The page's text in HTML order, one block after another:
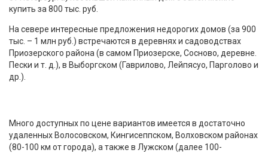
купить за 800 тыс. руб.
На севере интересные предложения недорогих домов (за 900
тыс. – 1 млн руб.) встречаются в деревнях и садоводствах
Приозерского района (в самом Приозерске, Сосново, деревне.
Пески и т. д.), в Выборгском (Гаврилово, Лейпясуо, Парголово и
др.).
Много доступных по цене вариантов имеется в достаточно
удаленных Волосовском, Кингисеппском, Волховском районах
(80-100 км от города), а также в Лужском (далее 100-